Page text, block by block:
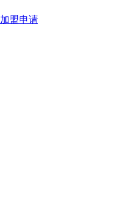
加盟申请